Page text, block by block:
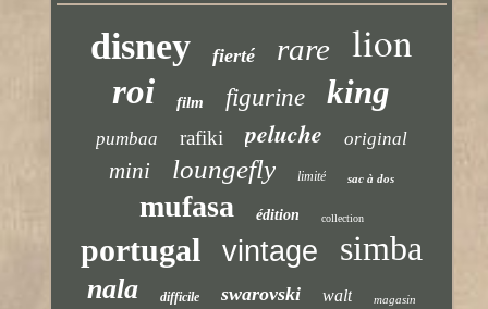
disney fierté rare lion
roi film figurine king
pumbaa rafiki peluche original
mini loungefly limité sac à dos
mufasa édition collection
portugal vintage simba
nala difficile swarovski walt magasin